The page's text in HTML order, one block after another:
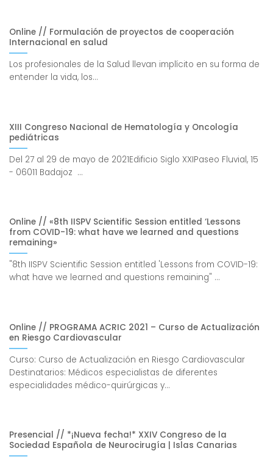
Online // Formulación de proyectos de cooperación
Internacional en salud
Los profesionales de la Salud llevan implícito en su forma de
entender la vida, los...
XIII Congreso Nacional de Hematología y Oncología
pediátricas
Del 27 al 29 de mayo de 2021Edificio Siglo XXIPaseo Fluvial, 15
- 06011 Badajoz ...
Online // «8th IISPV Scientific Session entitled ‘Lessons
from COVID-19: what have we learned and questions
remaining»
"8th IISPV Scientific Session entitled 'Lessons from COVID-19:
what have we learned and questions remaining" ...
Online // PROGRAMA ACRIC 2021 – Curso de Actualización
en Riesgo Cardiovascular
Curso: Curso de Actualización en Riesgo Cardiovascular
Destinatarios: Médicos especialistas de diferentes
especialidades médico-quirúrgicas y...
Presencial // *¡Nueva fecha!* XXIV Congreso de la
Sociedad Española de Neurocirugía | Islas Canarias